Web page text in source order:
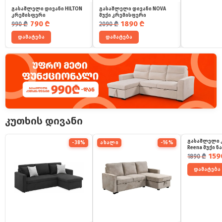
გასაშლელი დივანი HILTON
კრემისფერი
990₾
საწყისი ფასი იყო: 990 ₾.
790 ₾
მიმდინარე ფასია: 790 ₾.
დამატება
გასაშლელი დივანი NOVA
მუქი კრემისფერი
2090₾
საწყისი ფასი იყო: 2090 ₾.
1890 ₾
მიმდინარე ფასია: 1890 ₾.
დამატება
კუთხის დივანი
-38% -16%
ახალი
გასაშლელი
Reena მუქი
1890₾
საწყისი
დამატება